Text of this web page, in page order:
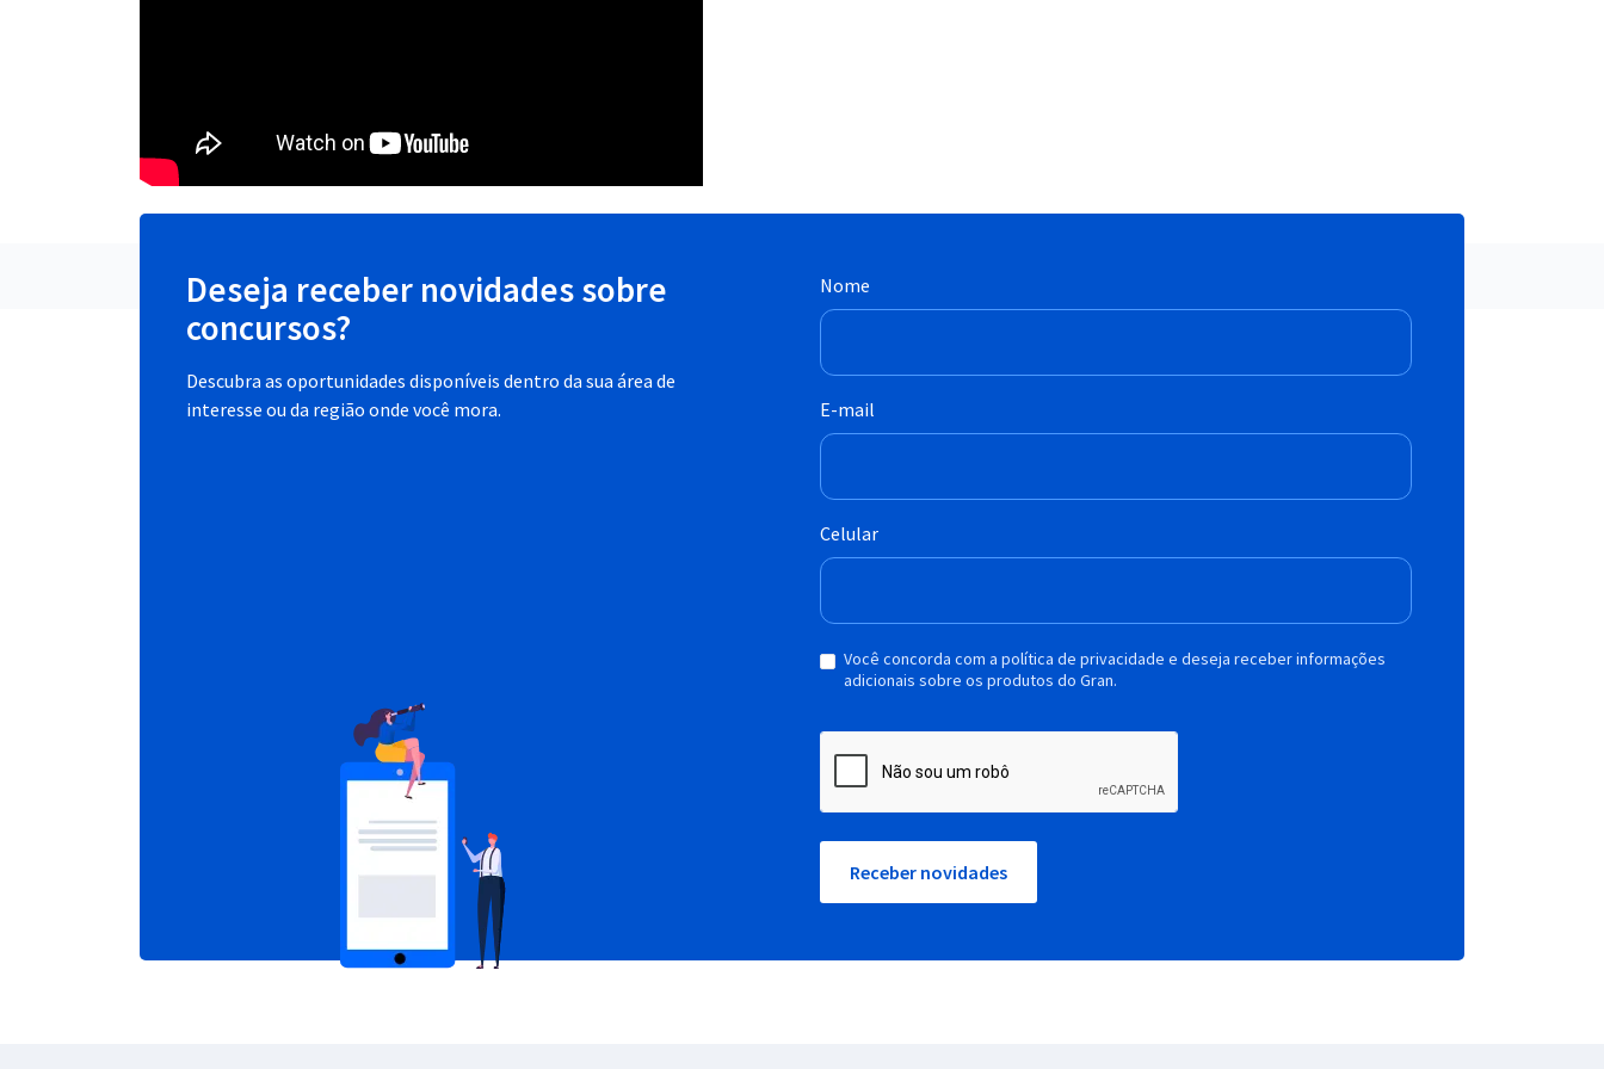
Deseja receber novidades sobre
concursos?
Descubra as oportunidades disponíveis dentro da sua área de
interesse ou da região onde você mora.
Nome
E-mail
Celular
Você concorda com a política de privacidade e deseja receber informações
adicionais sobre os produtos do Gran.
Receber novidades